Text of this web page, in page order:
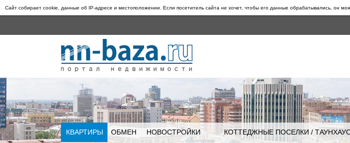
Сайт собирает cookie, данные об IP-адресе и местоположении. Если посетитель сайта не хочет, чтобы его данные обрабатывались, он
КВАРТИРЫ ОБМЕН НОВОСТРОЙКИ КОТТЕДЖНЫЕ ПОСЕЛКИ /